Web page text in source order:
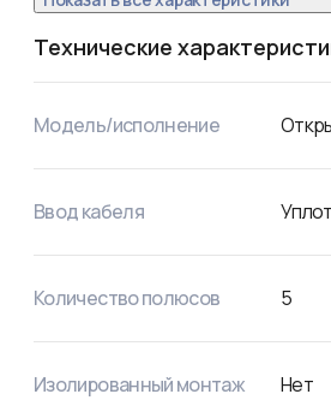
Технические
Модель/исполнение
Ввод кабеля
Количество полюсов 5
Изолированный монтаж Нет